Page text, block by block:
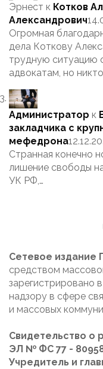
Эрнест к Котков
Александрович
Огромная
дела Коткову
трудную ситуацию
адвокатам, но
Администратор к
закладчика с
мефедрона
Странная конечно
лишение свободы
УК РФ,…
Сетевое издание
средством
зарегистрировано
надзору в сфере
и массовых
Свидетельство о
ЭЛ № ФС 77 -
Учредитель и